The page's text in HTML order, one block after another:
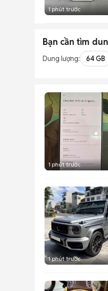
1 phút trước
Bạn cần tìm
Dung lượng: 64 GB
1 phút trước
1 phút trước